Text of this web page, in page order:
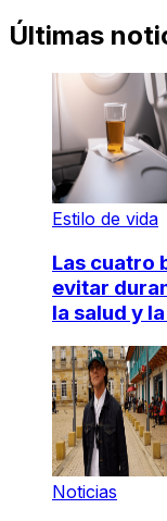
Últimas
Estilo de vida
Las cuatro
evitar
la salud y
Noticias